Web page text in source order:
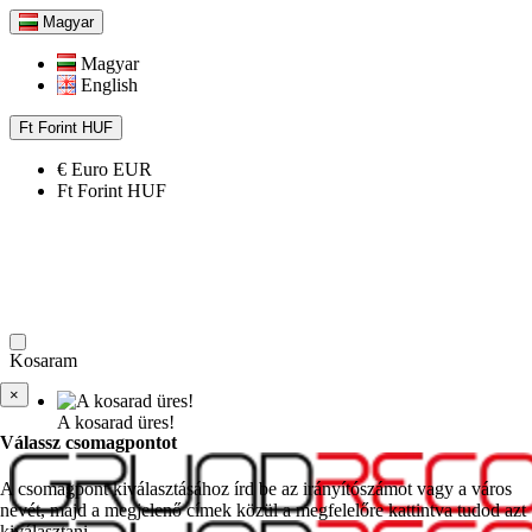
Magyar
Magyar
English
Ft Forint HUF
€ Euro EUR
Ft Forint HUF
Kosaram
A kosarad üres!
×
Válassz csomagpontot
A csomagpont kiválasztásához írd be az irányítószámot vagy a város
nevét, majd a megjelenő címek közül a megfelelőre kattintva tudod azt